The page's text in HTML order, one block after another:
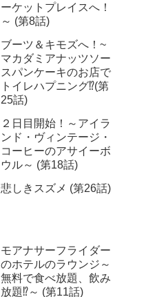
ーケットプレイスへ！
～ (第8話)
ブーツ＆キモズへ！~
マカダミアナッツソー
スパンケーキのお店で
トイレハプニング⁉(第
25話)
２日目開始！～アイラ
ンド・ヴィンテージ・
コーヒーのアサイーボ
ウル～ (第18話)
悲しきスズメ (第26話)
モアナサーフライダー
のホテルのラウンジ～
無料で食べ放題、飲み
放題⁉～ (第11話)